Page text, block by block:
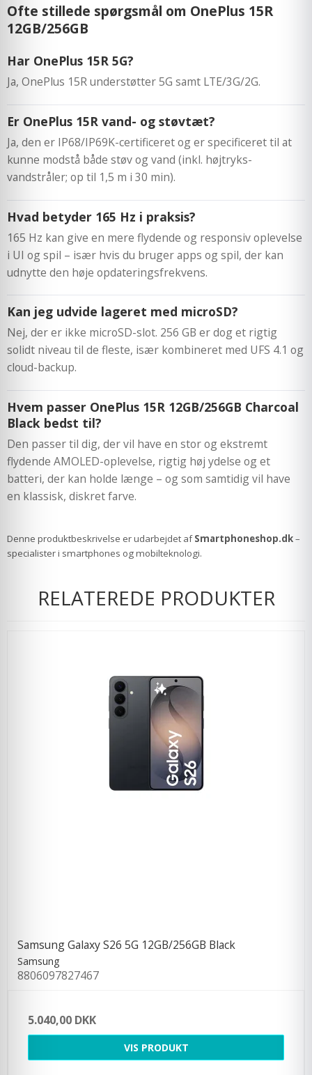
Ofte stillede spørgsmål om OnePlus 15R
12GB/256GB
Har OnePlus 15R 5G?
Ja, OnePlus 15R understøtter 5G samt LTE/3G/2G.
Er OnePlus 15R vand- og støvtæt?
Ja, den er IP68/IP69K-certificeret og er specificeret til at
kunne modstå både støv og vand (inkl. højtryks-
vandstråler; op til 1,5 m i 30 min).
Hvad betyder 165 Hz i praksis?
165 Hz kan give en mere flydende og responsiv oplevelse
i UI og spil – især hvis du bruger apps og spil, der kan
udnytte den høje opdateringsfrekvens.
Kan jeg udvide lageret med microSD?
Nej, der er ikke microSD-slot. 256 GB er dog et rigtig
solidt niveau til de fleste, især kombineret med UFS 4.1 og
cloud-backup.
Hvem passer OnePlus 15R 12GB/256GB Charcoal
Black bedst til?
Den passer til dig, der vil have en stor og ekstremt
flydende AMOLED-oplevelse, rigtig høj ydelse og et
batteri, der kan holde længe – og som samtidig vil have
en klassisk, diskret farve.
Denne produktbeskrivelse er udarbejdet afSmartphoneshop.dk–
specialister i smartphones og mobilteknologi.
RELATEREDE PRODUKTER
Samsung Galaxy S26 5G 12GB/256GB Black
Samsung
8806097827467
5.040,00 DKK
VIS PRODUKT